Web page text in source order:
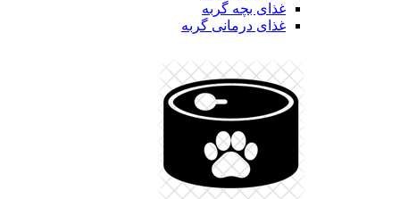
غذای بچه گربه
غذای درمانی گربه